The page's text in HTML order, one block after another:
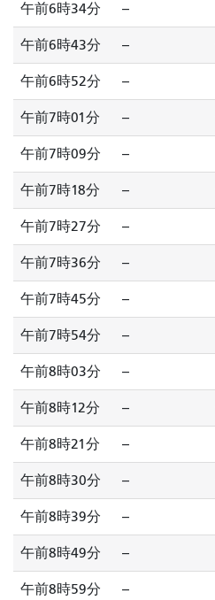
午前6時34分 --
午前6時43分 --
午前6時52分 --
午前7時01分 --
午前7時09分 --
午前7時18分 --
午前7時27分 --
午前7時36分 --
午前7時45分 --
午前7時54分 --
午前8時03分 --
午前8時12分 --
午前8時21分 --
午前8時30分 --
午前8時39分 --
午前8時49分 --
午前8時59分 --